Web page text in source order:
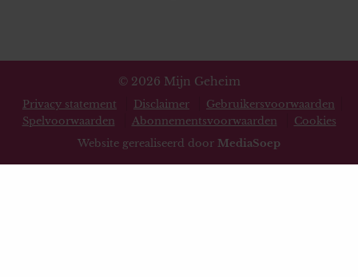
© 2026 Mijn Geheim
Privacy statement Disclaimer
Gebruikersvoorwaarden
Spelvoorwaarden
Abonnementsvoorwaarden
Cookies
Website gerealiseerd door MediaSoep